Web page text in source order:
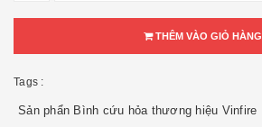
THÊM VÀO GIỎ HÀNG
Tags :
Sản phẩn Bình cứu hỏa thương hiệu Vinfire